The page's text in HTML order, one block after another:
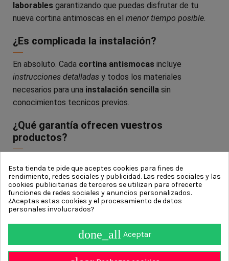
laborables garantizando que puedas disfrutar de tu
nueva cortina antimoscas en el menor tiempo posible.
¿Es complicada la instalación?
En absoluto. Cada cortina antismocas incluye
instrucciones detalladas y todos los materiales
necesarios para una instalación sencilla sin
conocimientos tecnicos previos.
¿Qué garantía ofrecen vuestros
productos?
respaldadas por unagarantia de 2 añosque cubre
cualquierdefecto de fabricaciónasegurando tu
tranquilidad y satisfacción con la compra
Esta tienda te pide que aceptes cookies para fines de
rendimiento, redes sociales y publicidad. Las redes sociales y las
cookies publicitarias de terceros se utilizan para ofrecerte
funciones de redes sociales y anuncios personalizados.
¿Aceptas estas cookies y el procesamiento de datos
personales involucrados?
done_all Aceptar